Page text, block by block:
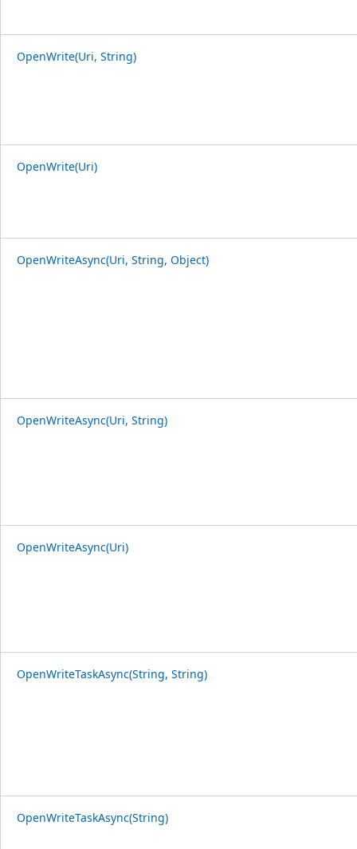
OpenWrite(Uri, String)
OpenWrite(Uri)
OpenWriteAsync(Uri, String, Object)
OpenWriteAsync(Uri, String)
OpenWriteAsync(Uri)
OpenWriteTaskAsync(String, String)
OpenWriteTaskAsync(String)